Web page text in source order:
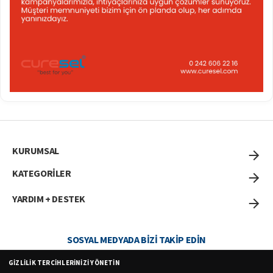
KURUMSAL
KATEGORİLER
YARDIM + DESTEK
SOSYAL MEDYADA BIZI TAKIP EDIN
GIZLILIK TERCIHLERINIZI YÖNETIN